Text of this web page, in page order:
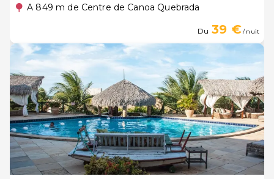
A 849 m de Centre de Canoa Quebrada
Du 39 €/ nuit